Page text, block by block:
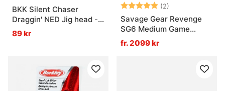
BKK Silent Chaser
Draggin' NED Jig head -
3/8oz / 10,6g 2/0 Black
89 kr
Betyg: (2)
Savage Gear Revenge
SG6 Medium Game
Spinning
fr. 2099 kr